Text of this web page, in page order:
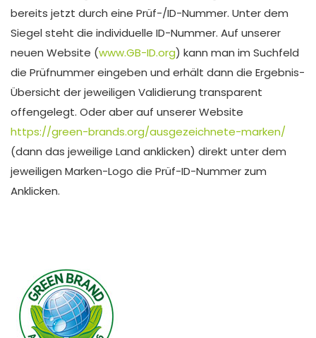
bereits jetzt durch eine Prüf-/ID-Nummer. Unter dem
Siegel steht die individuelle ID-Nummer. Auf unserer
neuen Website (www.GB-ID.org) kann man im Suchfeld
die Prüfnummer eingeben und erhält dann die Ergebnis-
Übersicht der jeweiligen Validierung transparent
offengelegt. Oder aber auf unserer Website
https://green-brands.org/ausgezeichnete-marken/
(dann das jeweilige Land anklicken) direkt unter dem
jeweiligen Marken-Logo die Prüf-ID-Nummer zum
Anklicken.